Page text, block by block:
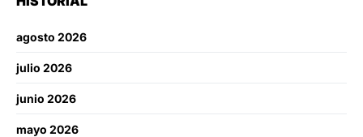
agosto 2026
julio 2026
junio 2026
mayo 2026